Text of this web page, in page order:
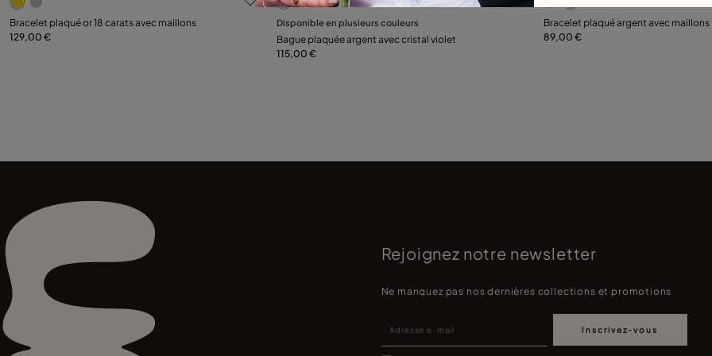
Sélectionnez la taille
Bracelet plaqué or 18 carats avec maillons
129,00 €
Sélectionnez la taille
12 15 18
Disponible en plusieurs couleurs
Bague plaquée argent avec cristal violet
115,00 €
Sélectionnez la taille
Bracelet plaqué argent avec maillons
89,00 €
Rejoignez notre newsletter
Ne manquez pas nos dernières collections et promotions
Inscrivez-vous